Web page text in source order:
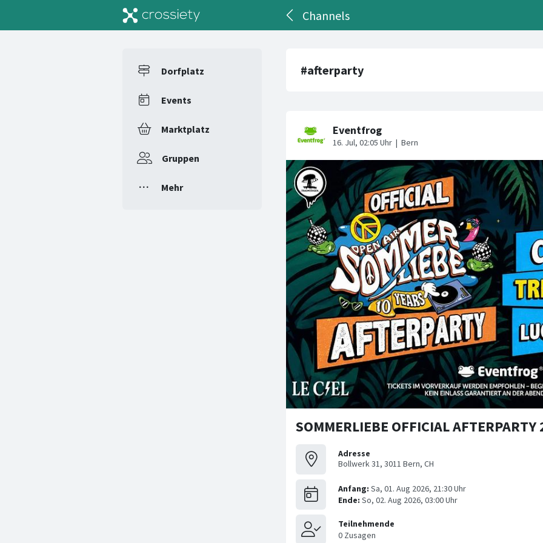
Channels
Dorfplatz
Events
Marktplatz
Gruppen
Mehr
#afterparty
SOMMERLIEBE OFFICIAL AFTERPARTY
Adresse
Bollwerk 31, 3011 Bern, CH